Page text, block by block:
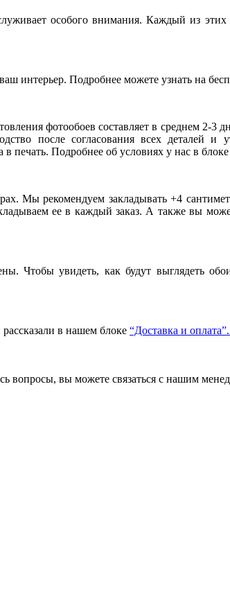
особого внимания. Каждый из
интерьер. Подробнее можете узнать на
фотообоев составляет в среднем 2-3
после согласования всех деталей
печать. Подробнее об условиях у нас в блоке
Мы рекомендуем закладывать +4
ее в каждый заказ. А также вы
Чтобы увидеть, как будут выглядеть
в нашем блоке “Доставка и оплата”.
вопросы, вы можете связаться с нашим